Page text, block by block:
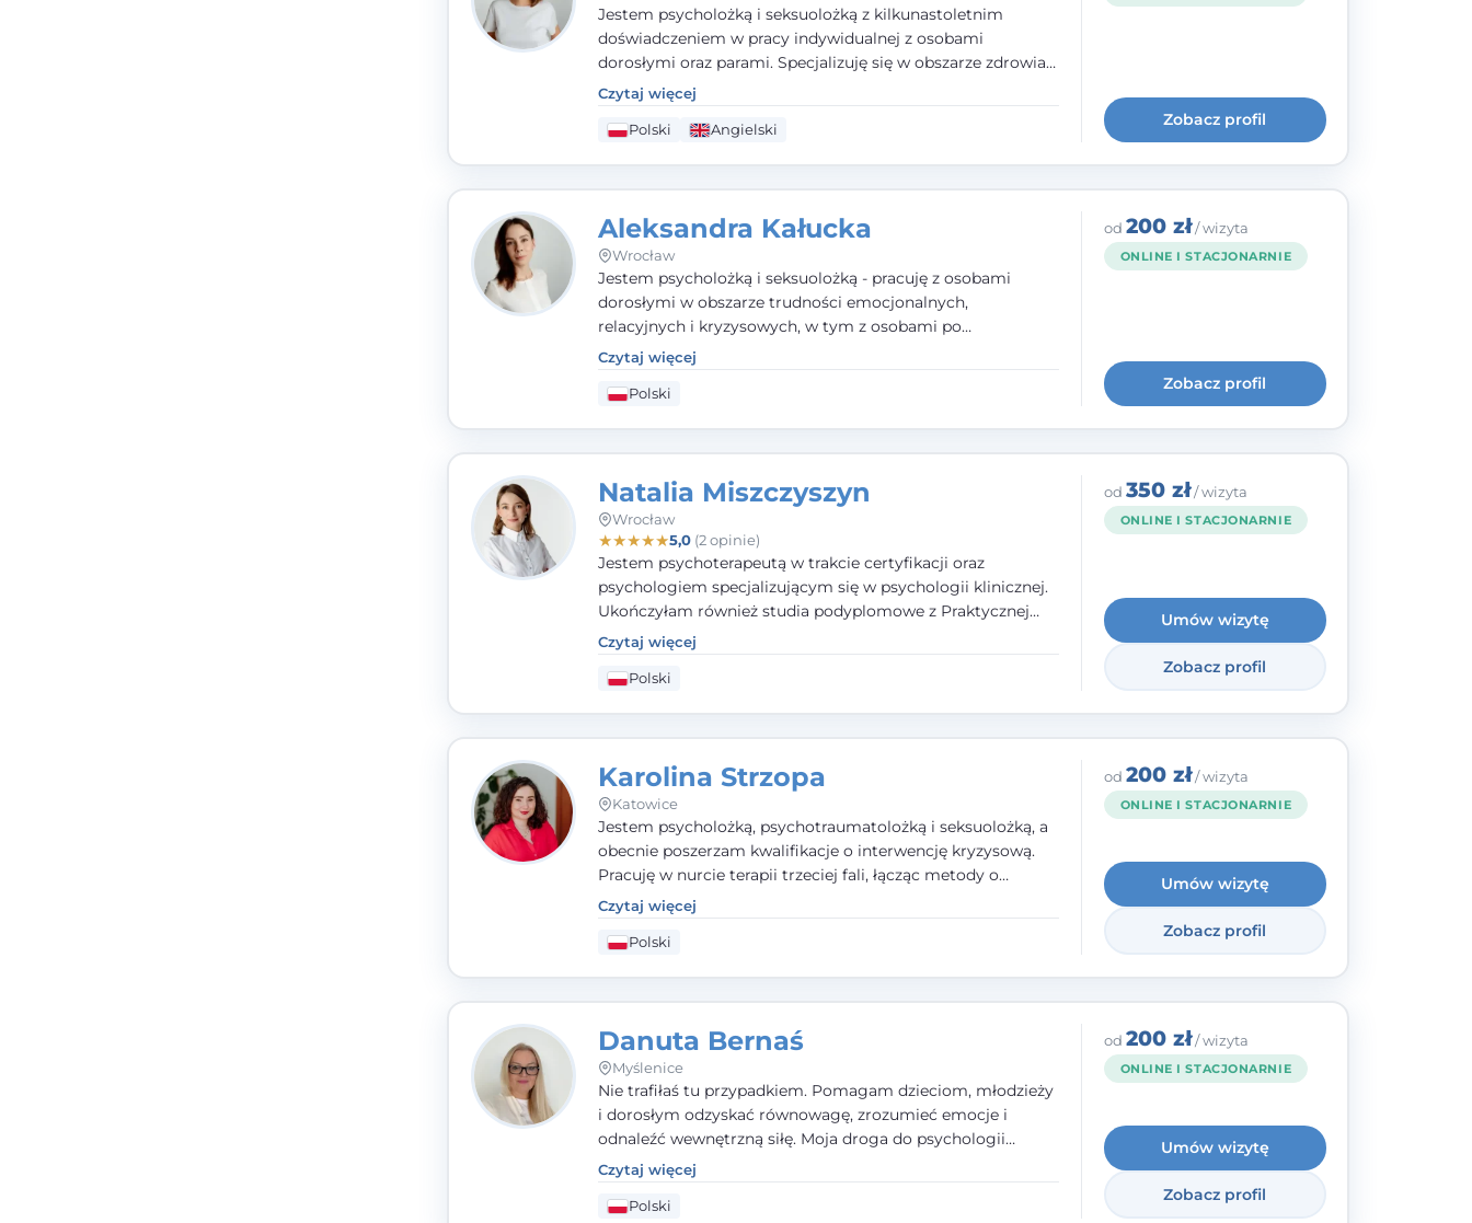
Jestem psycholożką i seksuolożką z kilkunastoletnim
doświadczeniem w pracy indywidualnej z osobami
dorosłymi oraz parami. Specjalizuję się w obszarze zdrowia
seksualnego, żałoby, kryzysów życiowych i wypalenia
zawodowego. Pracuję w języku polskim i angielskim, w
podejściu humanistycznym, opartym na partnerstwie i
Czytaj więcej
Polski Angielski Zobacz profil
Aleksandra Kałucka
Wrocław
Jestem psycholożką i seksuolożką - pracuję z osobami
dorosłymi w obszarze trudności emocjonalnych,
relacyjnych i kryzysowych, w tym z osobami po
doświadczeniach przemocy. Ukończyłam psychologię
kliniczną oraz studia podyplomowe z interwencji kryzysowej
i seksuologii klinicznej na SWPS we Wrocławiu. W pracy
Czytaj więcej
Polski
od 200 zł/ wizyta
ONLINE I STACJONARNIE
Zobacz profil
Natalia Miszczyszyn
Wrocław
★★★★★5,0(2 opinie)
Jestem psychoterapeutą w trakcie certyfikacji oraz
psychologiem specjalizującym się w psychologii klinicznej.
Ukończyłam również studia podyplomowe z Praktycznej
Diagnozy Psychologicznej. Aktywnie uczestniczę w
działalności Polskiego Towarzystwa Psychiatrycznego oraz
Polskiego Towarzystwa Psychologicznego, a także jestem
Czytaj więcej
Polski
od 350 zł/ wizyta
ONLINE I STACJONARNIE
Umów wizytę
Zobacz profil
Karolina Strzopa
Katowice
Jestem psycholożką, psychotraumatolożką i seksuolożką, a
obecnie poszerzam kwalifikacje o interwencję kryzysową.
Pracuję w nurcie terapii trzeciej fali, łącząc metody o
potwierdzonej skuteczności. Towarzyszę młodzieży,
dorosłym i parom w radzeniu sobie z bolesnymi
doświadczeniami tak, by mogli żyć pełniej.
Czytaj więcej
Polski
od 200 zł/ wizyta
ONLINE I STACJONARNIE
Umów wizytę
Zobacz profil
Danuta Bernaś
Myślenice
Nie trafiłaś tu przypadkiem. Pomagam dzieciom, młodzieży
i dorosłym odzyskać równowagę, zrozumieć emocje i
odnaleźć wewnętrzną siłę. Moja droga do psychologii
zaczęła się od życia - pełnego wyzwań, które nauczyły mnie
uważności, empatii i pokory. Dziś łączę doświadczenie
nauczycielki, psychologa, psychoterapeuty i seksuologa
Czytaj więcej
Polski
od 200 zł/ wizyta
ONLINE I STACJONARNIE
Umów wizytę
Zobacz profil